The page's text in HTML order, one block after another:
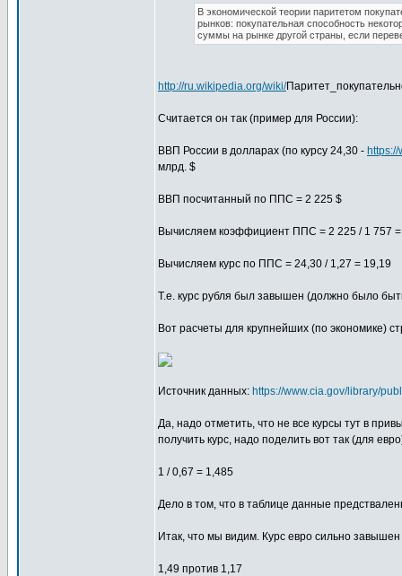
В экономической теории паритетом
рынков: покупательная способность
суммы на рынке другой страны, если
http://ru.wikipedia.org/wiki/
Считается он так (пример для России):
ВВП России в долларах (по курсу 24,30 -
млрд. $
ВВП посчитанный по ППС = 2 225 $
Вычисляем коэффициент ППС = 2 225 / 1 757
Вычисляем курс по ППС = 24,30 / 1,27 = 19,19
Т.е. курс рубля был завышен (должно было
Вот расчеты для крупнейших (по экономике)
Источник данных: https://www.cia.gov/library/
Да, надо отметить, что не все курсы тут в
получить курс, надо поделить вот так (для
1 / 0,67 = 1,485
Дело в том, что в таблице данные
Итак, что мы видим. Курс евро сильно
1,49 против 1,17